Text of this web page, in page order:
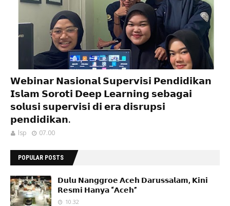
𝗪𝗲𝗯𝗶𝗻𝗮𝗿 𝗡𝗮𝘀𝗶𝗼𝗻𝗮𝗹 𝗦𝘂𝗽𝗲𝗿𝘃𝗶𝘀𝗶 𝗣𝗲𝗻𝗱𝗶𝗱𝗶𝗸𝗮𝗻
𝗜𝘀𝗹𝗮𝗺 𝗦𝗼𝗿𝗼𝘁𝗶 𝗗𝗲𝗲𝗽 𝗟𝗲𝗮𝗿𝗻𝗶𝗻𝗴 𝘀𝗲𝗯𝗮𝗴𝗮𝗶
𝘀𝗼𝗹𝘂𝘀𝗶 𝘀𝘂𝗽𝗲𝗿𝘃𝗶𝘀𝗶 𝗱𝗶 𝗲𝗿𝗮 𝗱𝗶𝘀𝗿𝘂𝗽𝘀𝗶
𝗽𝗲𝗻𝗱𝗶𝗱𝗶𝗸𝗮𝗻.
lsp 07.00
POPULAR POSTS
𝗗𝘂𝗹𝘂 𝗡𝗮𝗻𝗴𝗴𝗿𝗼𝗲 𝗔𝗰𝗲𝗵 𝗗𝗮𝗿𝘂𝘀𝘀𝗮𝗹𝗮𝗺, 𝗞𝗶𝗻𝗶
𝗥𝗲𝘀𝗺𝗶 𝗛𝗮𝗻𝘆𝗮 “𝗔𝗰𝗲𝗵”
10.32